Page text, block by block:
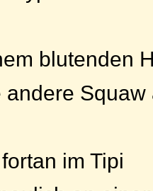
blutenden
andere Squaw
im Tipi